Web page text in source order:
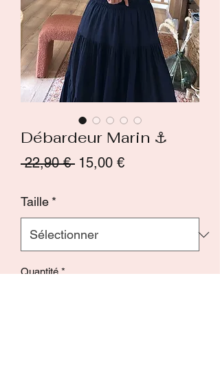
Débardeur Marin ⚓️
22,90 € Prix
15,00 €Prix
Taille *
Quantité *